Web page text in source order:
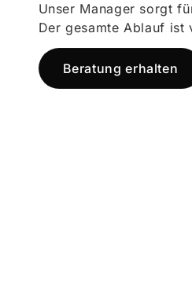
Unser Manager sorgt
Der gesamte Ablauf ist
Beratung erhalten